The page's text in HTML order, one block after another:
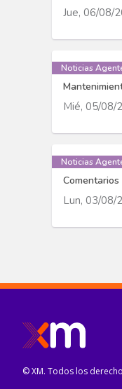
Jue, 06/08/
Noticias
Mié, 05/08/
Noticias
Lun, 03/08/
© XM. Todos los